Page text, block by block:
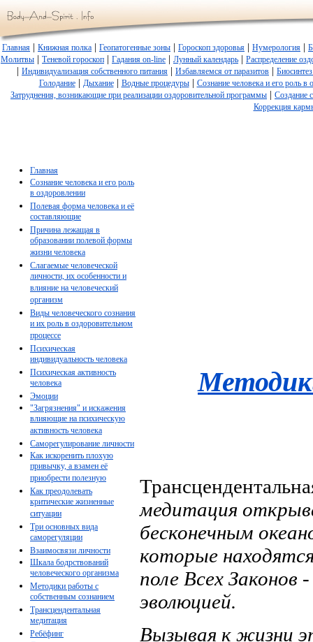
Главная | Книжная полка | Геопатогенные зоны | Гороскоп здоровья | Нумерология |
Молитвы | Теневой гороскоп | Гадания on-line | Лунный календарь | Распределение
| Индивидуализация собственного питания | Избавляемся от паразитов |
Голодание| Дыхание| Водные процедуры| Сознание человека и его роль в
Затруднения, возникающие при реализации оздоровительной программы | Создание
Коррекция
медитация
бесконечным
которые
поле Всех
эволюцией.
Вызывая к жизни
Главная
Сознание человека и его роль
в оздоровлении
Полевая форма человека и её
составляющие
Причина лежащая в
образовании полевой формы
жизни человека
Слагаемые человеческой
личности, их особенности и
влияние на человеческий
организм
Виды человеческого сознания
и их роль в оздоровительном
процессе
Психическая
индивидуальность человека
Психическая активность
человека
Эмоции
"Загрязнения" и искажения
влияющие на психическую
активность человека
Саморегулирование личности
Как искоренить плохую
привычку, а взамен её
приобрести полезную
Как преодолевать
критические жизненные
ситуации
Три основных вида
саморегуляции
Взаимосвязи личности
Шкала бодрствований
человеческого организма
Методики работы с
собственным сознанием
Трансцендентальная
медитация
Ребёфинг